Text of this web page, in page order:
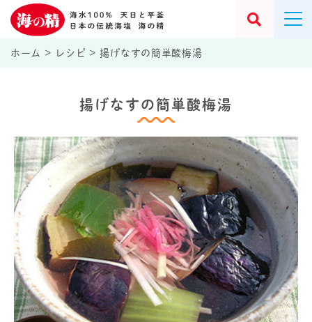
ホーム > レシピ >揚げなすの簡単酸梅湯
揚げなすの簡単酸梅湯